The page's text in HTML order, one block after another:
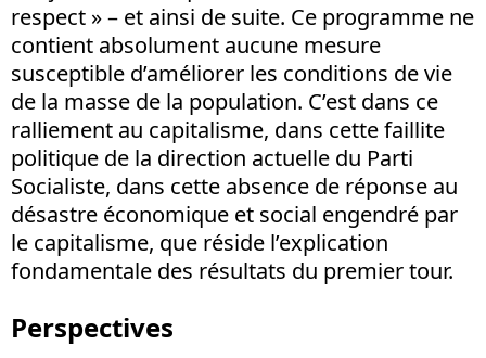
respect » – et ainsi de suite. Ce programme ne
contient absolument aucune mesure
susceptible d’améliorer les conditions de vie
de la masse de la population. C’est dans ce
ralliement au capitalisme, dans cette faillite
politique de la direction actuelle du Parti
Socialiste, dans cette absence de réponse au
désastre économique et social engendré par
le capitalisme, que réside l’explication
fondamentale des résultats du premier tour.
Perspectives